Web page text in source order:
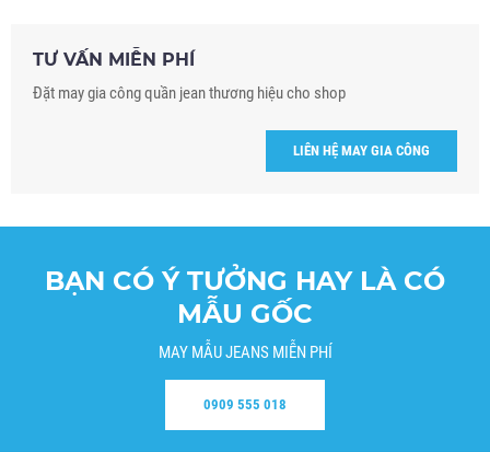
TƯ VẤN MIỄN PHÍ
Đặt may gia công quần jean thương hiệu cho shop
LIÊN HỆ MAY GIA CÔNG
BẠN CÓ Ý TƯỞNG HAY LÀ CÓ
MẪU GỐC
MAY MẪU JEANS MIỄN PHÍ
0909 555 018